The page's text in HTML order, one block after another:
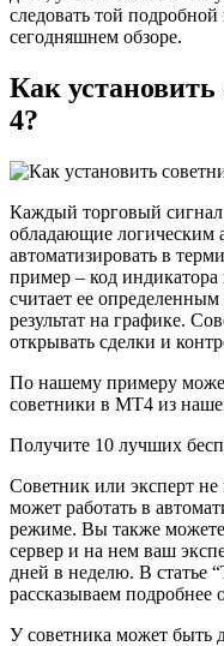
следовать той
сегодняшнем обзоре.
Как
4?
Каждый торговый сигнал
обладающие логическим
автоматизировать в
пример – код
считает ее
результат на графике.
открывать сделки и
По нашему примеру
советники в МТ4 из
Получите 10 лучших
Советник или эксперт
может работать в
режиме. Вы также
сервер и на нем ваш
дней в неделю. В статье
рассказываем подробнее
У советника может быть